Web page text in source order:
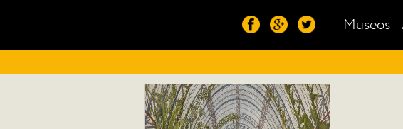
Museos